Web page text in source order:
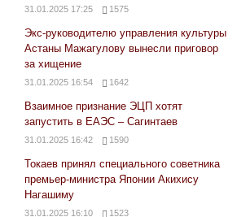
31.01.2025 17:25 1575
Экс-руководителю управления культуры
Астаны Мажагулову вынесли приговор
за хищение
31.01.2025 16:54 1642
Взаимное признание ЭЦП хотят
запустить в ЕАЭС – Сагинтаев
31.01.2025 16:42 1590
Токаев принял специального советника
премьер-министра Японии Акихису
Нагашиму
31.01.2025 16:10 1523